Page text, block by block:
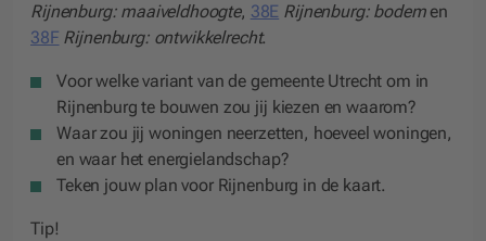
Rijnenburg: maaiveldhoogte, 38E Rijnenburg: bodem en
38F Rijnenburg: ontwikkelrecht.
Voor welke variant van de gemeente Utrecht om in
Rijnenburg te bouwen zou jij kiezen en waarom?
Waar zou jij woningen neerzetten, hoeveel woningen,
en waar het energielandschap?
Teken jouw plan voor Rijnenburg in de kaart.
Tip!